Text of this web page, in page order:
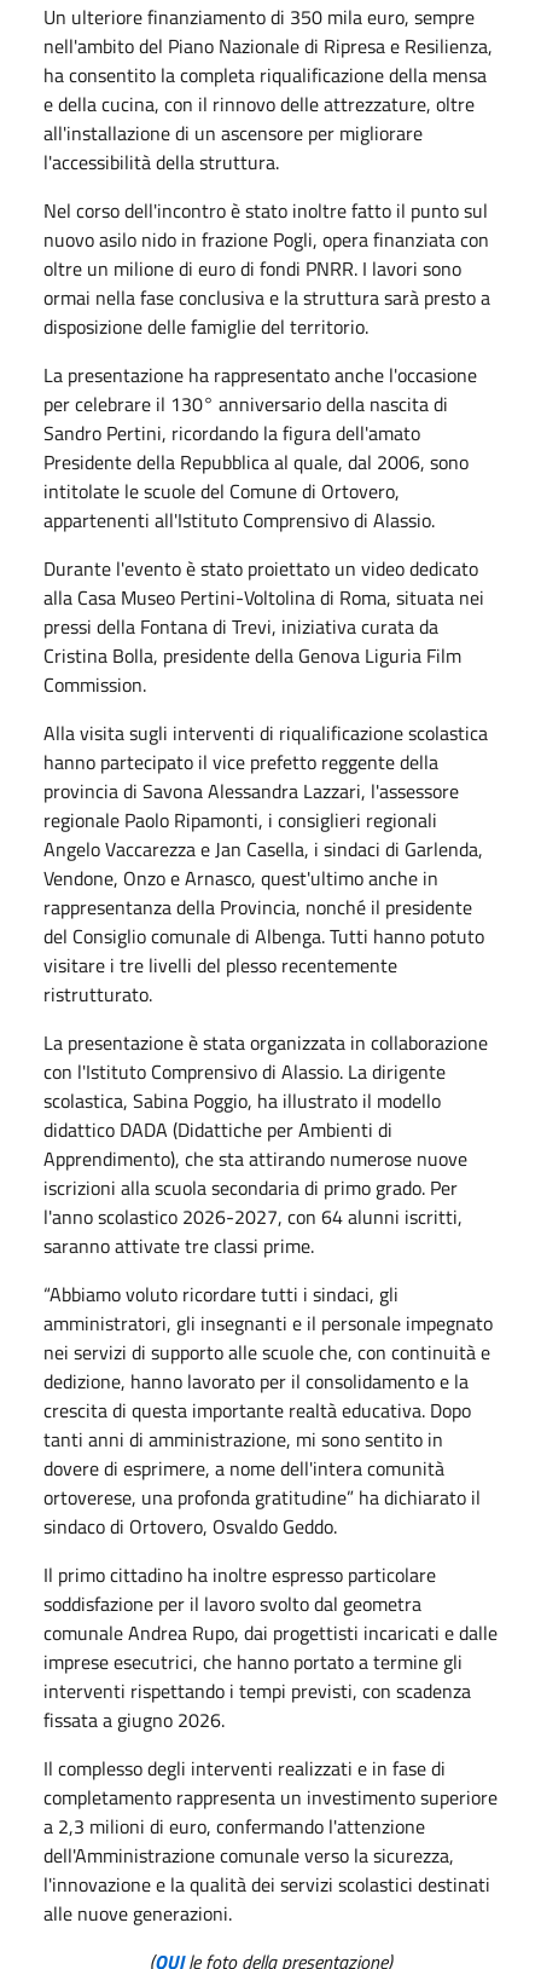
Un ulteriore finanziamento di 350 mila euro, sempre
nell'ambito del Piano Nazionale di Ripresa e Resilienza,
ha consentito la completa riqualificazione della mensa
e della cucina, con il rinnovo delle attrezzature, oltre
all'installazione di un ascensore per migliorare
l'accessibilità della struttura.
Nel corso dell'incontro è stato inoltre fatto il punto sul
nuovo asilo nido in frazione Pogli, opera finanziata con
oltre un milione di euro di fondi PNRR. I lavori sono
ormai nella fase conclusiva e la struttura sarà presto a
disposizione delle famiglie del territorio.
La presentazione ha rappresentato anche l'occasione
per celebrare il 130° anniversario della nascita di
Sandro Pertini, ricordando la figura dell'amato
Presidente della Repubblica al quale, dal 2006, sono
intitolate le scuole del Comune di Ortovero,
appartenenti all'Istituto Comprensivo di Alassio.
Durante l'evento è stato proiettato un video dedicato
alla Casa Museo Pertini-Voltolina di Roma, situata nei
pressi della Fontana di Trevi, iniziativa curata da
Cristina Bolla, presidente della Genova Liguria Film
Commission.
Alla visita sugli interventi di riqualificazione scolastica
hanno partecipato il vice prefetto reggente della
provincia di Savona Alessandra Lazzari, l'assessore
regionale Paolo Ripamonti, i consiglieri regionali
Angelo Vaccarezza e Jan Casella, i sindaci di Garlenda,
Vendone, Onzo e Arnasco, quest'ultimo anche in
rappresentanza della Provincia, nonché il presidente
del Consiglio comunale di Albenga. Tutti hanno potuto
visitare i tre livelli del plesso recentemente
ristrutturato.
La presentazione è stata organizzata in collaborazione
con l'Istituto Comprensivo di Alassio. La dirigente
scolastica, Sabina Poggio, ha illustrato il modello
didattico DADA (Didattiche per Ambienti di
Apprendimento), che sta attirando numerose nuove
iscrizioni alla scuola secondaria di primo grado. Per
l'anno scolastico 2026-2027, con 64 alunni iscritti,
saranno attivate tre classi prime.
“Abbiamo voluto ricordare tutti i sindaci, gli
amministratori, gli insegnanti e il personale impegnato
nei servizi di supporto alle scuole che, con continuità e
dedizione, hanno lavorato per il consolidamento e la
crescita di questa importante realtà educativa. Dopo
tanti anni di amministrazione, mi sono sentito in
dovere di esprimere, a nome dell'intera comunità
ortoverese, una profonda gratitudine” ha dichiarato il
sindaco di Ortovero, Osvaldo Geddo.
Il primo cittadino ha inoltre espresso particolare
soddisfazione per il lavoro svolto dal geometra
comunale Andrea Rupo, dai progettisti incaricati e dalle
imprese esecutrici, che hanno portato a termine gli
interventi rispettando i tempi previsti, con scadenza
fissata a giugno 2026.
Il complesso degli interventi realizzati e in fase di
completamento rappresenta un investimento superiore
a 2,3 milioni di euro, confermando l'attenzione
dell'Amministrazione comunale verso la sicurezza,
l'innovazione e la qualità dei servizi scolastici destinati
alle nuove generazioni.
(QUIle foto della presentazione)